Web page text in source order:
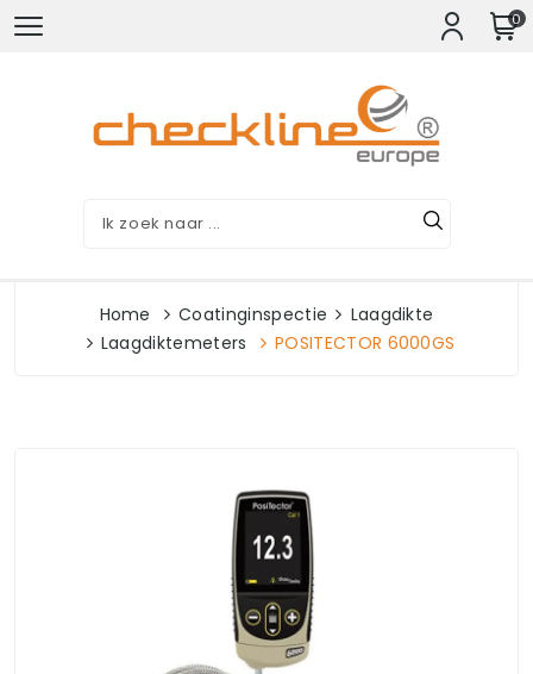
0
Home Coatinginspectie
Laagdikte
Laagdiktemeters
POSITECTOR 6000GS